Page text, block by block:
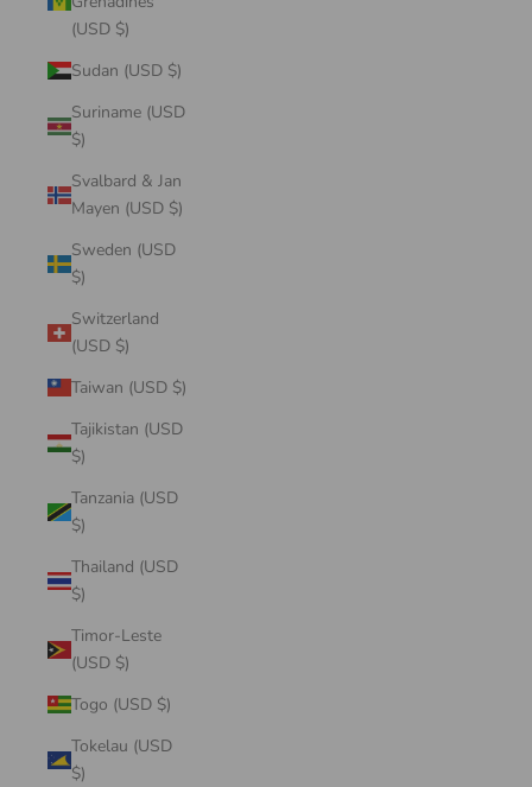
(USD $)
Sudan (USD $)
Suriname (USD
$)
Svalbard & Jan
Mayen (USD $)
Sweden (USD
$)
Switzerland
(USD $)
Taiwan (USD $)
Tajikistan (USD
$)
Tanzania (USD
$)
Thailand (USD
$)
Timor-Leste
(USD $)
Togo (USD $)
Tokelau (USD
$)